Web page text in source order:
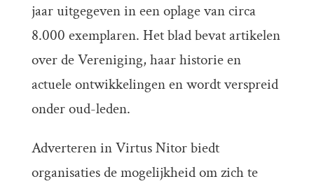
jaar uitgegeven in een oplage van circa
8.000 exemplaren. Het blad bevat artikelen
over de Vereniging, haar historie en
actuele ontwikkelingen en wordt verspreid
onder oud-leden.
Adverteren in Virtus Nitor biedt
organisaties de mogelijkheid om zich te